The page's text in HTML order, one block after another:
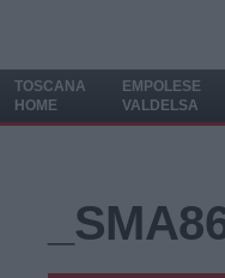
TOSCANA
HOME
EMPOLESE
VALDELSA